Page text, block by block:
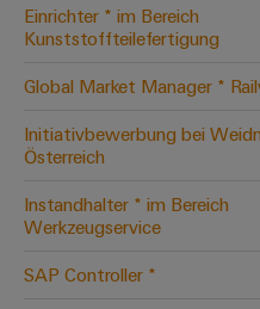
Modifizierte
und
bestückte
Kundenspezifische
Einrichter * im Bereich
Kunststoffteilefertigung
Global Market Manager *
Initiativbewerbung bei
Österreich
Instandhalter * im Bereich
Werkzeugservice
SAP Controller *